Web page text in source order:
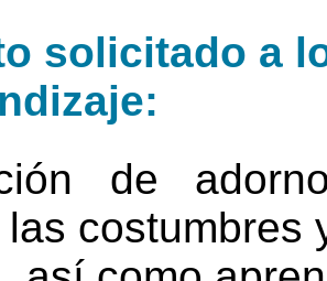
solicitado a
de
costumbres